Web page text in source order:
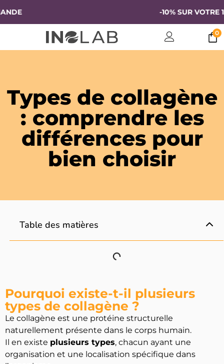
-10% SUR VOTRE
0
Types de collagène
: comprendre les
différences pour
bien choisir
Table des matières
Pourquoi existe-t-il plusieurs
types de collagène ?
Le collagène est une protéine structurelle
naturellement présente dans le corps humain.
Il en existe plusieurs types, chacun ayant une
organisation et une localisation spécifique dans